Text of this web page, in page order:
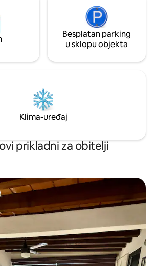
Besplatan parking
u sklopu objekta
Klima-uređaj
prikladni za obitelji